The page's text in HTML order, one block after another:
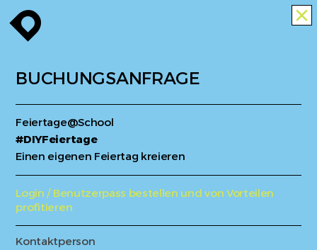
enroute close
BUCHUNGSANFRAGE
Feiertage@School
#DIYFeiertage
Einen eigenen Feiertag kreieren
Login / Benutzerpass bestellen und von Vorteilen
profitieren
Kontaktperson